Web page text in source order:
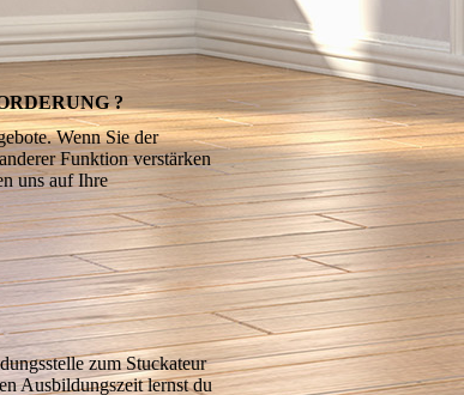
?
Wenn Sie der
Funktion verstärken
uns auf Ihre
zum Stuckateur
Ausbildungszeit lernst du